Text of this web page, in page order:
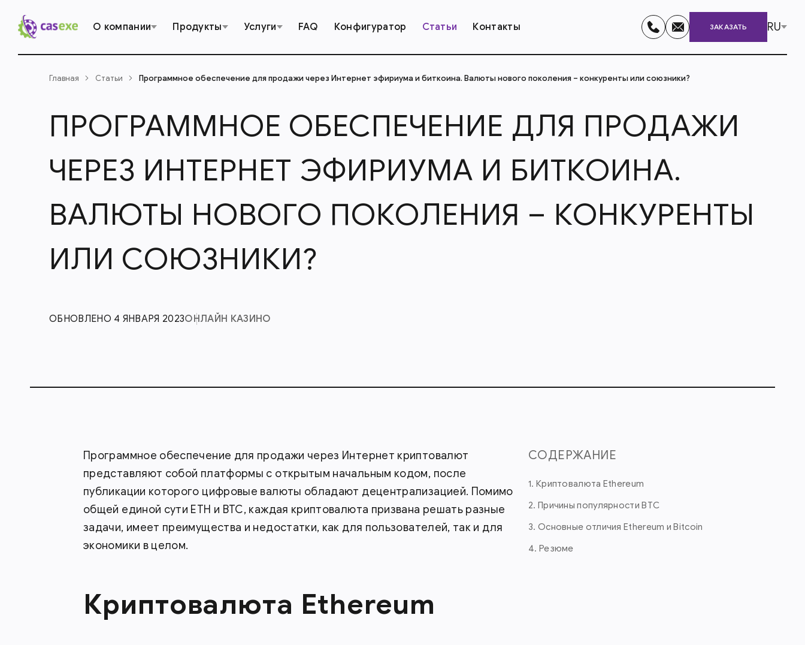
О компании Продукты Услуги FAQ Конфигуратор Статьи Контакты ЗАКАЗАТЬ RU
Главная Статьи Программное обеспечение для продажи через Интернет эфириума и биткоина. Валюты нового поколения – конкуренты или союзники?
ПРОГРАММНОЕ ОБЕСПЕЧЕНИЕ ДЛЯ ПРОДАЖИ
ЧЕРЕЗ ИНТЕРНЕТ ЭФИРИУМА И БИТКОИНА.
ВАЛЮТЫ НОВОГО ПОКОЛЕНИЯ – КОНКУРЕНТЫ
ИЛИ СОЮЗНИКИ?
ОБНОВЛЕНО 4 ЯНВАРЯ 2023ОНЛАЙН КАЗИНО
Программное обеспечение для продажи через Интернет криптовалют
представляют собой платформы с открытым начальным кодом, после
публикации которого цифровые валюты обладают децентрализацией. Помимо
общей единой сути ETH и BTC, каждая криптовалюта призвана решать разные
задачи, имеет преимущества и недостатки, как для пользователей, так и для
экономики в целом.
Криптовалюта Ethereum
СОДЕРЖАНИЕ
1. Криптовалюта Ethereum
2. Причины популярности BTC
3. Основные отличия Ethereum и Bitcoin
4. Резюме